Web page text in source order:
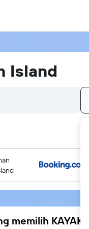
Island
memilih KAYAK